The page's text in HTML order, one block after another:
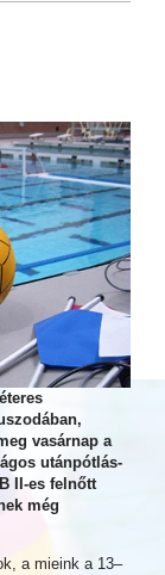
vasárnap a
utánpótlás-
II-es felnőtt
még
a mieink a 13–